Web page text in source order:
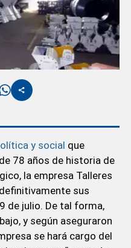
y social que
78 años de historia de
la empresa Talleres
sus
de julio. De tal forma,
y según aseguraron
se hará cargo del